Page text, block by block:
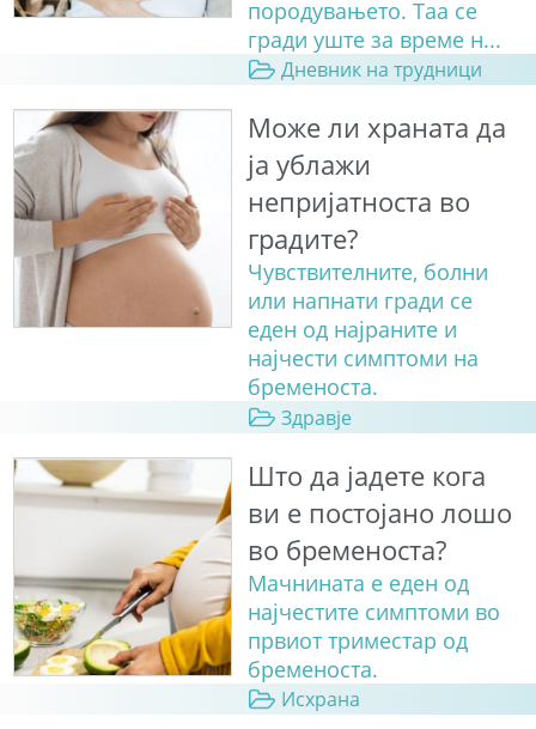
породувањето. Таа се
гради уште за време н...
Дневник на трудници
Може ли храната да
ја ублажи
непријатноста во
градите?
Чувствителните, болни
или напнати гради се
еден од најраните и
најчести симптоми на
бременоста.
Здравје
Што да јадете кога
ви е постојано лошо
во бременоста?
Мачнината е еден од
најчестите симптоми во
првиот триместар од
бременоста.
Исхрана